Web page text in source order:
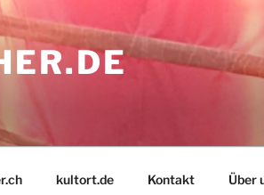
kultort.de Kontakt Über